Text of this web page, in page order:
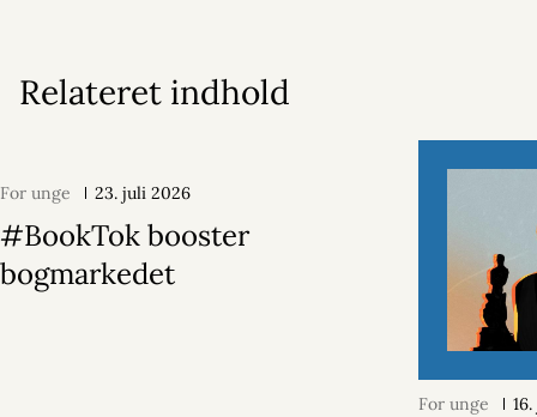
Relateret indhold
For unge 23. juli 2026
#BookTok booster
bogmarkedet
For unge